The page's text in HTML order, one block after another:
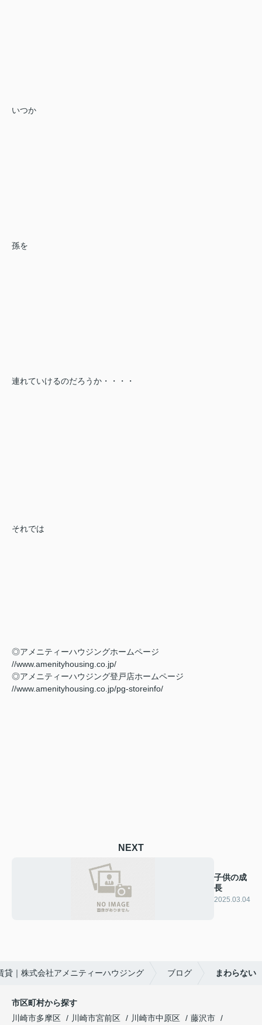
いつか
孫を
連れていけるのだろうか・・・・
それでは
◎アメニティーハウジングホームページ
//www.amenityhousing.co.jp/
◎アメニティーハウジング登戸店ホームページ
//www.amenityhousing.co.jp/pg-storeinfo/
NEXT
子供の成
長
2025.03.04
貸｜株式会社アメニティーハウジング ブログ まわらない
市区町村から探す
川崎市多摩区
川崎市宮前区 川崎市中原区
藤沢市